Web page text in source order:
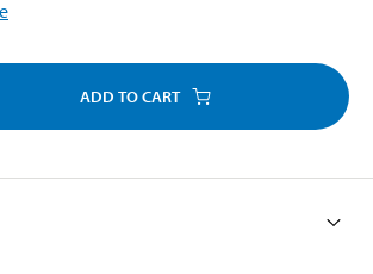
ADD TO CART